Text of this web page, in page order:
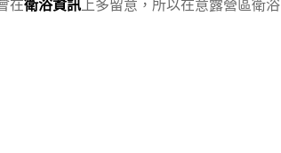
在衛浴資訊上多留意，所以在意露營區衛浴